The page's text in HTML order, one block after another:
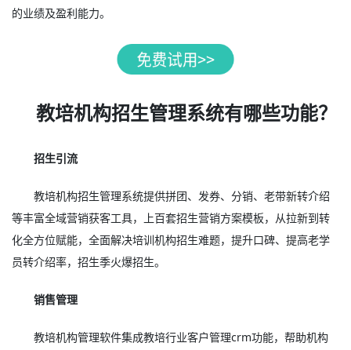
的业绩及盈利能力。
教培机构招生管理系统有哪些功能？
招生引流
教培机构招生管理系统提供拼团、发券、分销、老带新转介绍
等丰富全域营销获客工具，上百套招生营销方案模板，从拉新到转
化全方位赋能，全面解决培训机构招生难题，提升口碑、提高老学
员转介绍率，招生季火爆招生。
销售管理
教培机构管理软件集成教培行业客户管理crm功能，帮助机构